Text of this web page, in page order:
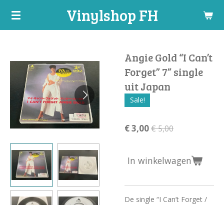
Ga
hoofdinhoud
Vinylshop FH
Angie Gold “I Can’t
Forget” 7” single
uit Japan
Sale!
€ 3,00€ 5,00
In winkelwagen
De single “I Can’t Forget /